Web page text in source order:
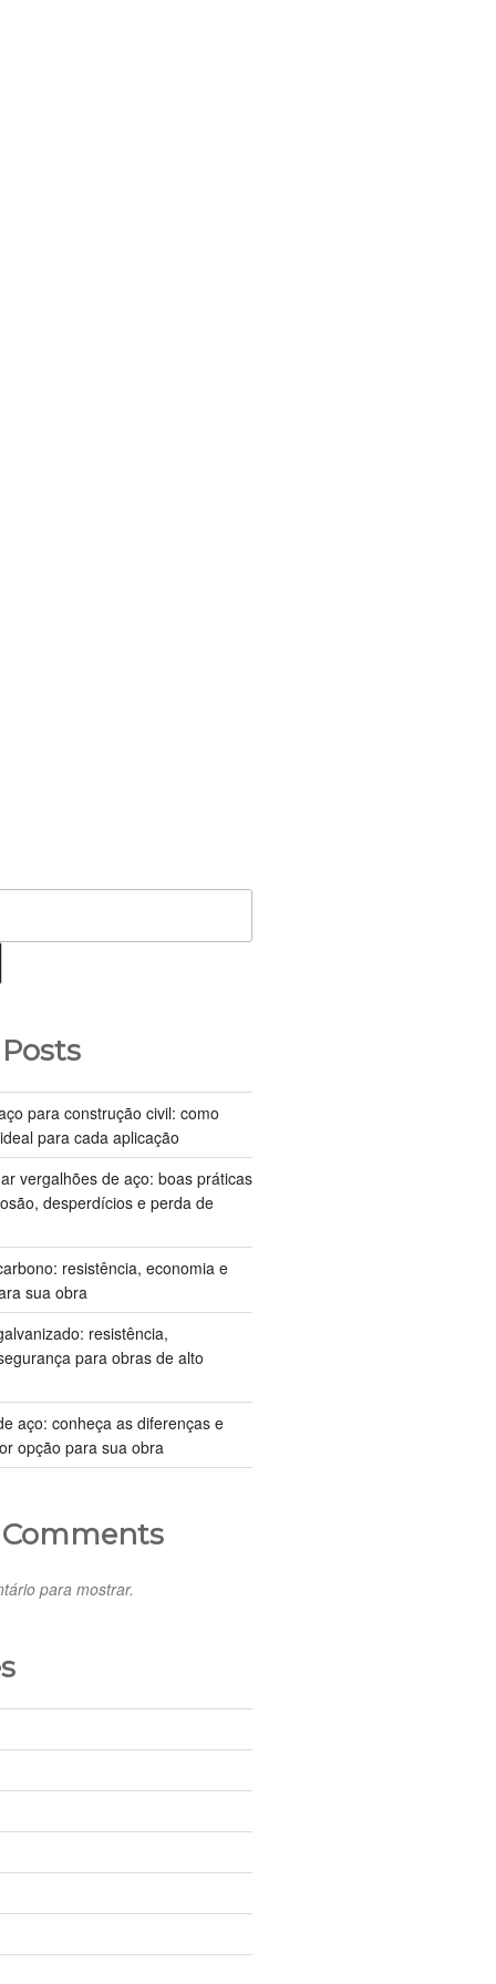
para construção civil: como
para cada aplicação
vergalhões de aço: boas práticas
desperdícios e perda de
resistência, economia e
sua obra
resistência,
para obras de alto
aço: conheça as diferenças e
opção para sua obra
para mostrar.